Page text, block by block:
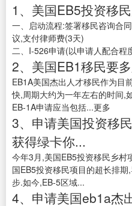
1、美国EB5投资移
一、启动流程:签署移民咨询合
议,支付律师费(3天)
二、I-526申请(以申请人配合程
2、美国EB1移民要
EB1A美国杰出人才移民作为目
快,周期大约为一年左右的时间,
EB-1A申请应当包括...更多
3、申请美国投资移
获得绿卡你...
今年3月,美国EB5投资移民乡村
国EB5投资移民项目的超长排
步.如今,EB-5区域...
4、申请美国eb1a杰